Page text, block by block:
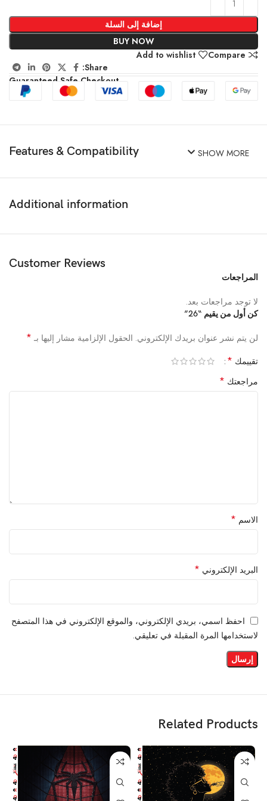
إضافة إلى السلة
BUY NOW
Compare
Add to wishlist
Share:
Guaranteed Safe Checkout
Features & Compatibility SHOW MORE
Additional information
Customer Reviews
المراجعات
لا توجد مراجعات بعد.
كن أول من يقيم “26”
لن يتم نشر عنوان بريدك الإلكتروني. الحقول الإلزامية مشار إليها بـ *
تقييمك *
مراجعتك *
الاسم *
البريد الإلكتروني *
احفظ اسمي، بريدي الإلكتروني، والموقع الإلكتروني في هذا المتصفح
لاستخدامها المرة المقبلة في تعليقي.
Related Products